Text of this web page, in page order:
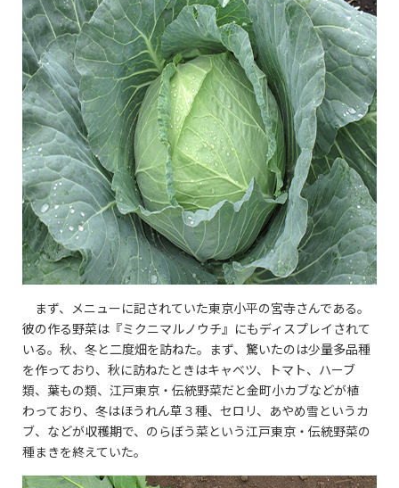
まず、メニューに記されていた東京小平の宮寺さんである。
彼の作る野菜は『ミクニマルノウチ』にもディスプレイされて
いる。秋、冬と二度畑を訪ねた。まず、驚いたのは少量多品種
を作っており、秋に訪ねたときはキャベツ、トマト、ハーブ
類、葉もの類、江戸東京・伝統野菜だと金町小カブなどが植
わっており、冬はほうれん草３種、セロリ、あやめ雪というカ
ブ、などが収穫期で、のらぼう菜という江戸東京・伝統野菜の
種まきを終えていた。